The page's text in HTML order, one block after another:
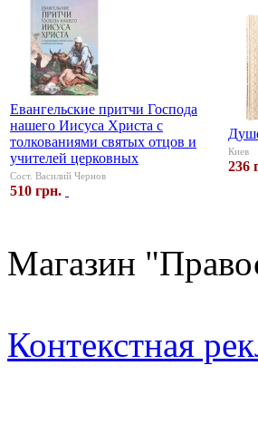
Евангельские притчи Господа
нашего Иисуса Христа с
толкованиями святых отцов и
учителей церковных
Сост. Василий Чернов
510 грн.
Киев
236
Магазин
Контекстная